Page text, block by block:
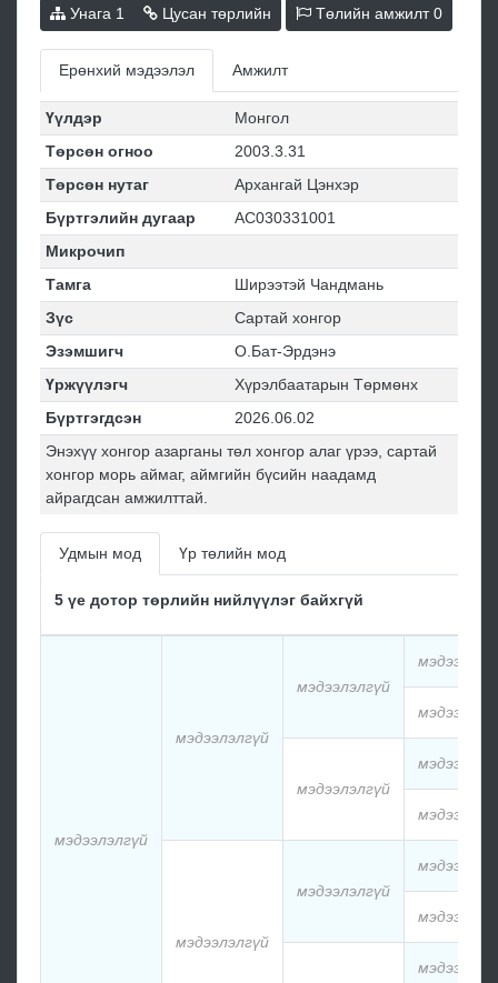
Унага 1 Цусан төрлийн Төлийн амжилт0
Ерөнхий мэдээлэл Амжилт
Үүлдэр
Монгол
Төрсөн огноо
2003.3.31
Төрсөн нутаг
Архангай Цэнхэр
Бүртгэлийн дугаар
АС030331001
Микрочип
Тамга
Ширээтэй Чандмань
Зүс
Сартай хонгор
Эзэмшигч
О.Бат-Эрдэнэ
Үржүүлэгч
Хүрэлбаатарын Төрмөнх
Бүртгэгдсэн
2026.06.02
Энэхүү хонгор азарганы төл хонгор алаг үрээ, сартай
хонгор морь аймаг, аймгийн бүсийн наадамд
айрагдсан амжилттай.
Удмын мод Үр төлийн мод
5 үе дотор төрлийн нийлүүлэг байхгүй
мэдээлэлгүй
мэдээлэлгүй
мэдээлэлгүй
мэдээлэлгүй
мэдээлэлгүй
мэдээлэлгүй